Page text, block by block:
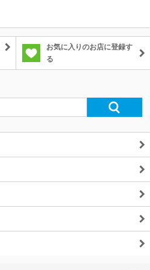
お気に入りのお店に登録す
る